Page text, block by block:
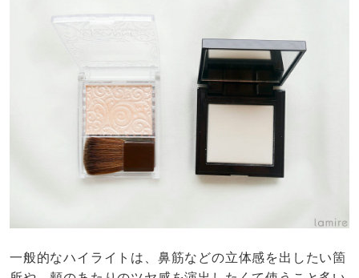
一般的なハイライトは、鼻筋などの立体感を出したい箇